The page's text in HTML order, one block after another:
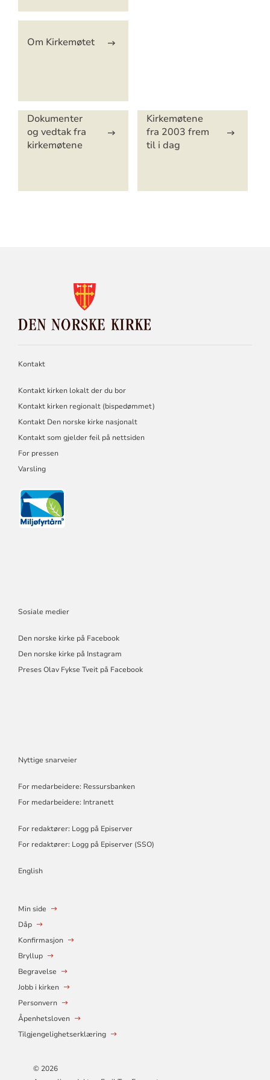
Om Kirkemøtet
Dokumenter
og vedtak fra
kirkemøtene
Kirkemøtene
fra 2003 frem
til i dag
NORSKE
KIRKE
Kontakt
Kontakt kirken lokalt der du bor
Kontakt kirken regionalt (bispedømmet)
Kontakt Den norske kirke nasjonalt
Kontakt som gjelder feil på nettsiden
For pressen
Varsling
Sosiale medier
Den norske kirke på Facebook
Den norske kirke på Instagram
Preses Olav Fykse Tveit på Facebook
Nyttige snarveier
For medarbeidere: Ressursbanken
For medarbeidere: Intranett
For redaktører: Logg på Episerver
For redaktører: Logg på Episerver (SSO)
English
Min side
Dåp
Konfirmasjon
Bryllup
Begravelse
Jobb i kirken
Personvern
Åpenhetsloven
Tilgjengelighetserklæring
© 2026